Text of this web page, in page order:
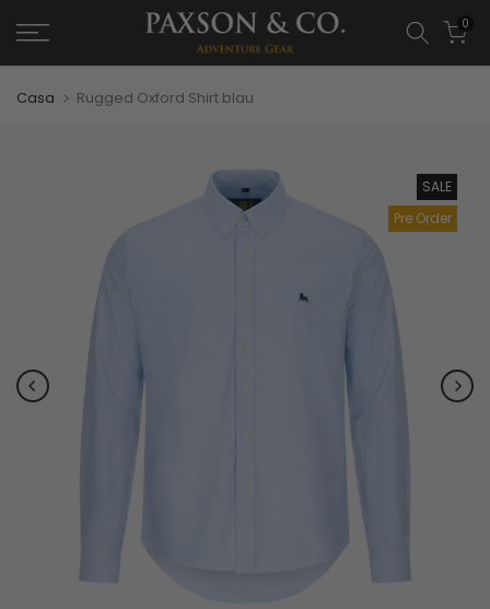
0
Casa Rugged Oxford Shirt blau
SALE
Pre Order